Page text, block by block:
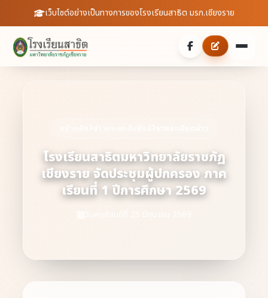
เว็บไซต์อย่างเป็นทางการของโรงเรียนสาธิต มรภ.เชียงราย
ประวัติความเป็นมา
บุคลากร
สถิตินักเรียน
ประชาสัมพันธ์
ข่าวสารจากโรงเรียน
สายตรงผู้อำนวยการ
โรงเรียนสาธิตมหาวิทยาลัยราชภัฏ
เชียงราย จัดประชุมผู้ปกครอง ภาค
เรียนที่ 1 ปีการศึกษา 2569